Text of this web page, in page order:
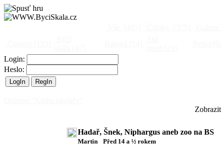
Login:
Heslo:
Hadař, Šnek, Niphargus aneb zoo na BS
Martin Před 14 a ½ rokem